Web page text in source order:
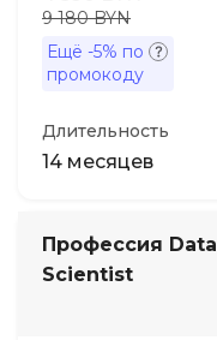
9 180 BYN
Ещё -5% по
промокоду
Длительность
14 месяцев
Профессия Data
Scientist